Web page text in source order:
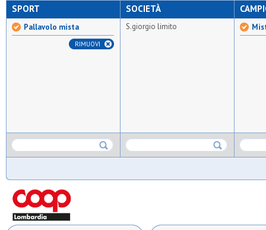
SPORT
Pallavolo mista
RIMUOVI
SOCIETÀ
S.giorgio limito